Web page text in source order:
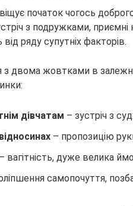
початок чогось
з подружками,
ряду супутніх факторів.
з двома жовтками в
дівчатам – зустріч з
– пропозицію
– вагітність, дуже велика
самопочуття,